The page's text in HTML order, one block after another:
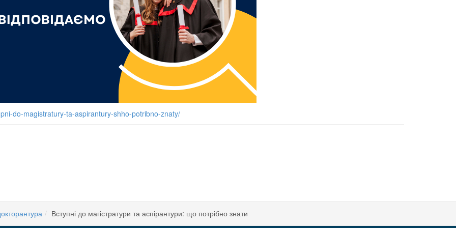
do-magistratury-ta-aspirantury-shho-potribno-znaty/
роцікампанії до аспірантури у 2026 році
Вступні до магістратури та аспірантури: що потрібно знати